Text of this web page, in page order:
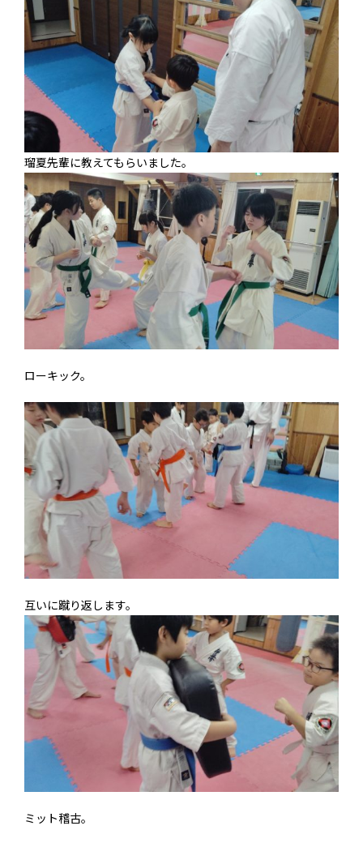
瑠夏先輩に教えてもらいました。
ローキック。
互いに蹴り返します。
ミット稽古。